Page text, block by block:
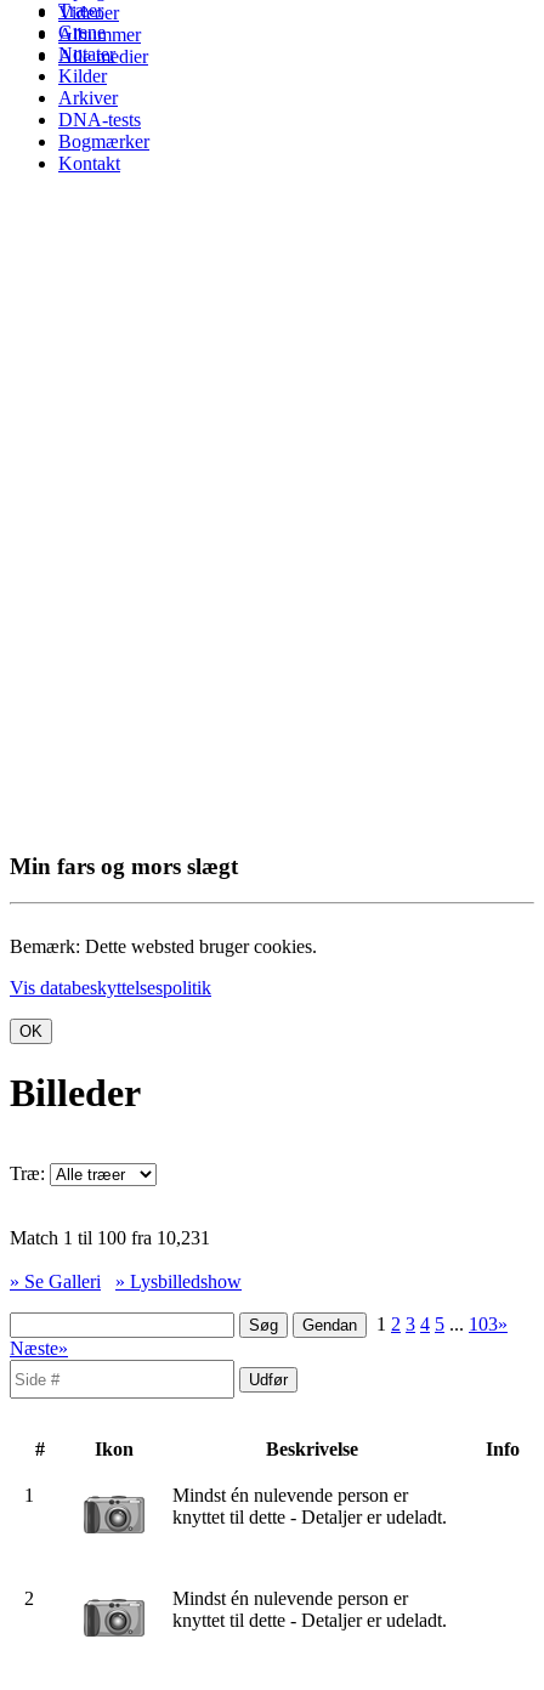
Videoer
Albummer
Alle medier
Træer
Grene
Notater
Kilder
Arkiver
DNA-tests
Bogmærker
Kontakt
Min fars og mors slægt
Bemærk: Dette websted bruger cookies.
Vis databeskyttelsespolitik
OK
Billeder
Træ:
Match 1 til 100 fra 10,231
» Se Galleri » Lysbilledshow
1 2 3 4 5 ... 103»
Næste»
# Ikon Beskrivelse Info
1
Mindst én nulevende person er
knyttet til dette - Detaljer er udeladt.
2
Mindst én nulevende person er
knyttet til dette - Detaljer er udeladt.